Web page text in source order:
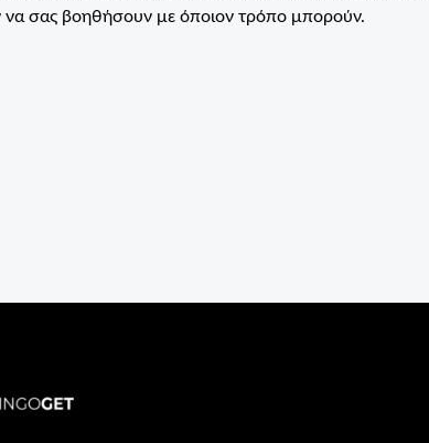
να σας βοηθήσουν με όποιον τρόπο μπορούν.